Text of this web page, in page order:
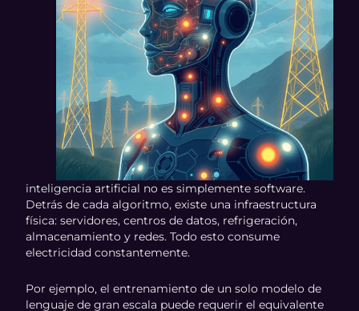
inteligencia artificial no es simplemente software.
Detrás de cada algoritmo, existe una infraestructura
física: servidores, centros de datos, refrigeración,
almacenamiento y redes. Todo esto consume
electricidad constantemente.
Por ejemplo, el entrenamiento de un solo modelo de
lenguaje de gran escala puede requerir el equivalente